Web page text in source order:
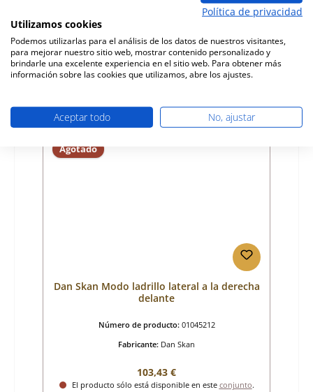
01030084
Precio normal:
608,82 €
Disponible, plazo de entrega: 4-6 días
Agotado
Dan Skan Modo ladrillo lateral a la derecha
delante
Número de producto: 01045212
Fabricante: Dan Skan
Precio normal:
103,43 €
El producto sólo está disponible en este conjunto.
Política de privacidad
Utilizamos cookies
Podemos utilizarlas para el análisis de los datos de nuestros visitantes,
para mejorar nuestro sitio web, mostrar contenido personalizado y
brindarle una excelente experiencia en el sitio web. Para obtener más
información sobre las cookies que utilizamos, abre los ajustes.
Aceptar todo No, ajustar